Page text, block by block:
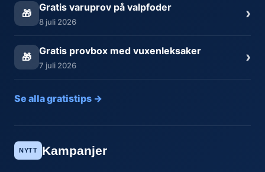
🎁
Gratis varuprov på valpfoder
8 juli 2026 ›
🎁
Gratis provbox med vuxenleksaker
7 juli 2026 ›
Se alla gratistips →
NYTT Kampanjer